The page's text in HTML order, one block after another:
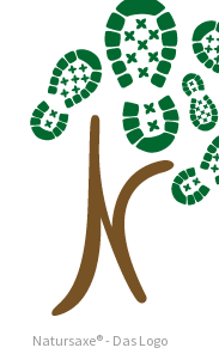
Natursaxe® - Das Logo